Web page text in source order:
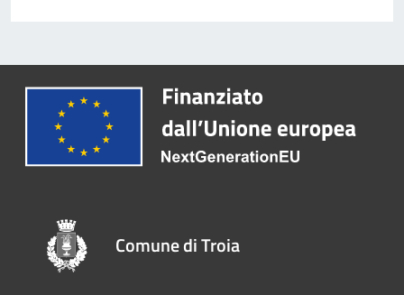
Comune di Troia